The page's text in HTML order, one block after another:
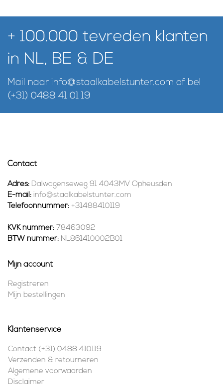
+ 100.000 tevreden klanten
in NL, BE & DE
Mail naar info@staalkabelstunter.com of bel
(+31) 0488 41 01 19
Contact
Adres: Dalwagenseweg 91 4043MV Opheusden
E-mail: info@staalkabelstunter.com
Telefoonnummer: +31488410119
KVK nummer: 78463092
BTW nummer: NL861410002B01
Mijn account
Registreren
Mijn bestellingen
Klantenservice
Contact (+31) 0488 410119
Verzenden & retourneren
Algemene voorwaarden
Disclaimer